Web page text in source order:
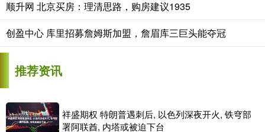
顺升网 北京买房：理清思路，购房建议1935
创盈中心 库里招募詹姆斯加盟，詹眉库三巨头能夺冠
推荐资讯
祥盛期权 特朗普遇刺后, 以色列深夜开火, 铁穹部
署阿联酋, 内塔或被迫下台